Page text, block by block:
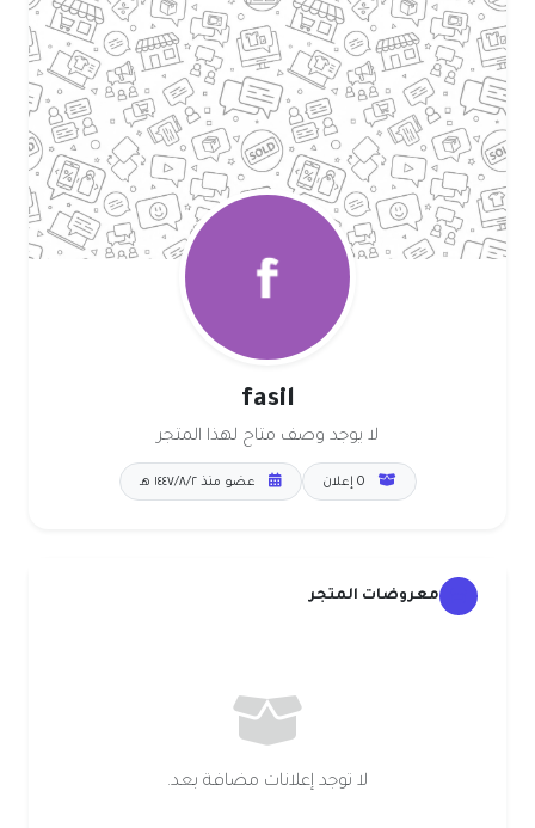
fasil
لا يوجد وصف متاح لهذا المتجر
عضو منذ ٢‏/٨‏/١٤٤٧ هـ
معروضات المتجر
لا توجد إعلانات مضافة بعد.